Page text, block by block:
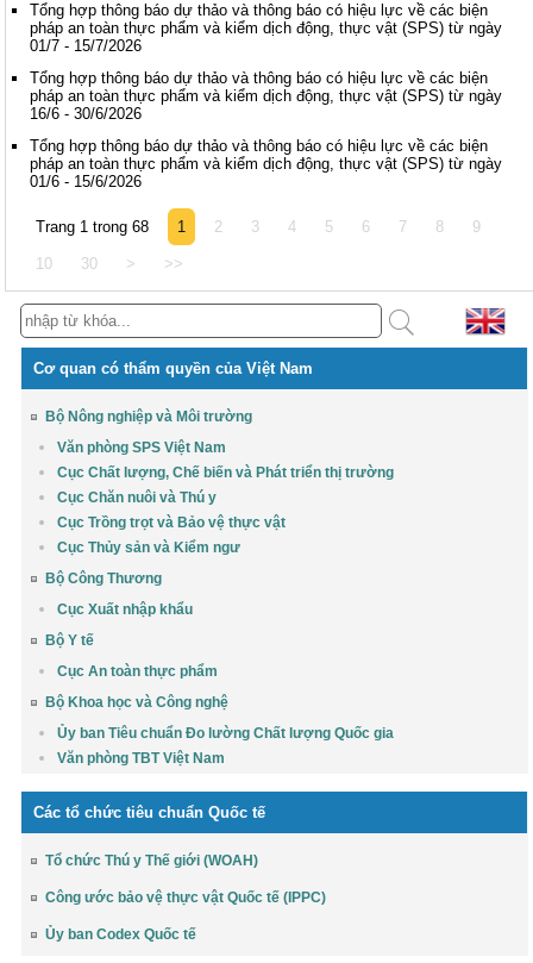
Tổng hợp thông báo dự thảo và thông báo có hiệu lực về các biện
pháp an toàn thực phẩm và kiểm dịch động, thực vật (SPS) từ ngày
01/7 - 15/7/2026
Tổng hợp thông báo dự thảo và thông báo có hiệu lực về các biện
pháp an toàn thực phẩm và kiểm dịch động, thực vật (SPS) từ ngày
16/6 - 30/6/2026
Tổng hợp thông báo dự thảo và thông báo có hiệu lực về các biện
pháp an toàn thực phẩm và kiểm dịch động, thực vật (SPS) từ ngày
01/6 - 15/6/2026
Trang 1 trong 68 1 2 3 4 5 6 7 8 9
10 30 > >>
Cơ quan có thẩm quyền của Việt Nam
Bộ Nông nghiệp và Môi trường
Văn phòng SPS Việt Nam
Cục Chất lượng, Chế biến và Phát triển thị trường
Cục Chăn nuôi và Thú y
Cục Trồng trọt và Bảo vệ thực vật
Cục Thủy sản và Kiểm ngư
Bộ Công Thương
Cục Xuất nhập khẩu
Bộ Y tế
Cục An toàn thực phẩm
Bộ Khoa học và Công nghệ
Ủy ban Tiêu chuẩn Đo lường Chất lượng Quốc gia
Văn phòng TBT Việt Nam
Các tổ chức tiêu chuẩn Quốc tế
Tổ chức Thú y Thế giới (WOAH)
Công ước bảo vệ thực vật Quốc tế (IPPC)
Ủy ban Codex Quốc tế